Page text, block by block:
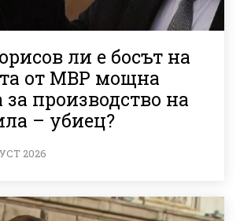
ли е босът на
от МВР мощна
за производство на
– убиец?
2026